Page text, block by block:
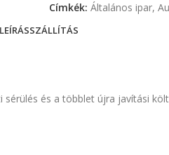
Címkék: Általános ipar,
LEÍRÁSSZÁLLÍTÁS
és a többlet újra javítási